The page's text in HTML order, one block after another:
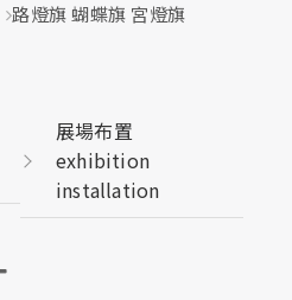
路燈旗 蝴蝶旗 宮燈旗
展場布置
exhibition
installation